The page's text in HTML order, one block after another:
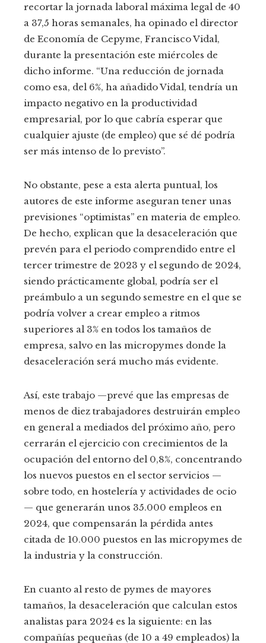
recortar la jornada laboral máxima legal de 40
a 37,5 horas semanales, ha opinado el director
de Economía de Cepyme, Francisco Vidal,
durante la presentación este miércoles de
dicho informe. “Una reducción de jornada
como esa, del 6%, ha añadido Vidal, tendría un
impacto negativo en la productividad
empresarial, por lo que cabría esperar que
cualquier ajuste (de empleo) que sé dé podría
ser más intenso de lo previsto”.
No obstante, pese a esta alerta puntual, los
autores de este informe aseguran tener unas
previsiones “optimistas” en materia de empleo.
De hecho, explican que la desaceleración que
prevén para el periodo comprendido entre el
tercer trimestre de 2023 y el segundo de 2024,
siendo prácticamente global, podría ser el
preámbulo a un segundo semestre en el que se
podría volver a crear empleo a ritmos
superiores al 3% en todos los tamaños de
empresa, salvo en las micropymes donde la
desaceleración será mucho más evidente.
Así, este trabajo —prevé que las empresas de
menos de diez trabajadores destruirán empleo
en general a mediados del próximo año, pero
cerrarán el ejercicio con crecimientos de la
ocupación del entorno del 0,8%, concentrando
los nuevos puestos en el sector servicios —
sobre todo, en hostelería y actividades de ocio
— que generarán unos 35.000 empleos en
2024, que compensarán la pérdida antes
citada de 10.000 puestos en las micropymes de
la industria y la construcción.
En cuanto al resto de pymes de mayores
tamaños, la desaceleración que calculan estos
analistas para 2024 es la siguiente: en las
compañías pequeñas (de 10 a 49 empleados) la